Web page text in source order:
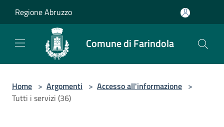
Regione Abruzzo
Comune di Farindola
Home > Argomenti > Accesso all'informazione >
Tutti i servizi (36)